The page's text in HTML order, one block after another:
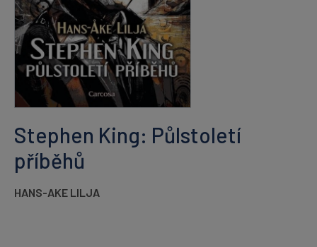
Stephen King: Půlstoletí
příběhů
HANS-AKE LILJA